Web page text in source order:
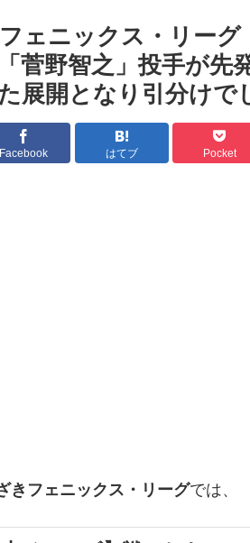
ェニックス・リーグ
菅野智之」投手が先
展開となり引分けで
Facebook はてブ Pocket
きフェニックス・リーグでは、